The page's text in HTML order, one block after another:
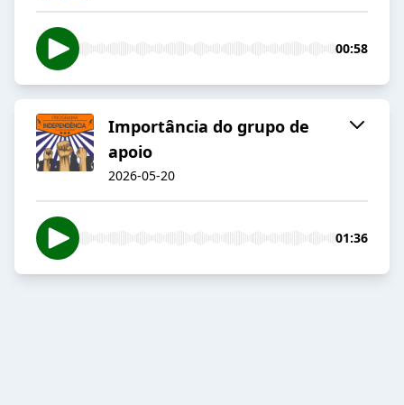
00:58
Importância do grupo de
apoio
2026-05-20
01:36